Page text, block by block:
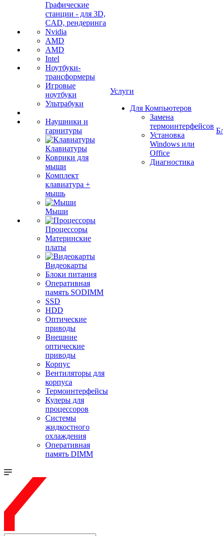
Графические
станции - для 3D,
CAD, рендеринга
Nvidia
AMD
AMD
Intel
Ноутбуки-
трансформеры
Игровые
ноутбуки
Ультрабуки
Наушники и
гарнитуры
Клавиатуры
Коврики для
мыши
Комплект
клавиатура +
мышь
Мыши
Процессоры
Материнские
платы
Видеокарты
Блоки питания
Оперативная
память SODIMM
SSD
HDD
Оптические
приводы
Внешние
оптические
приводы
Корпус
Вентиляторы для
корпуса
Термоинтерфейсы
Кулеры для
процессоров
Системы
жидкостного
охлаждения
Оперативная
память DIMM
Услуги
Для Компьютеров
Замена
термоинтерфейсов
Установка
Windows или
Office
Диагностика